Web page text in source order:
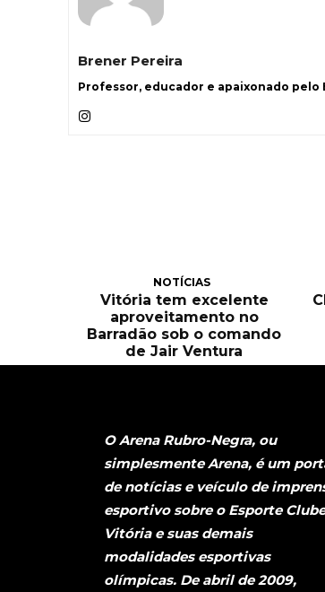
Brener Pereira
Professor, educador e apaixonado pelo
NOTÍCIAS
Vitória tem excelente
aproveitamento no
Barradão sob o comando
de Jair Ventura
O Arena Rubro-Negra, ou
simplesmente Arena, é um
de notícias e veículo de
esportivo sobre o Esporte Clube
Vitória e suas demais
modalidades esportivas
olímpicas. De abril de 2009,